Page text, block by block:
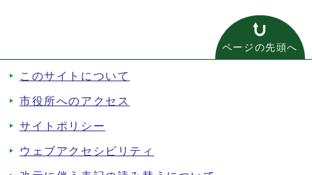
ページの先頭へ
このサイトについて
市役所へのアクセス
サイトポリシー
ウェブアクセシビリティ